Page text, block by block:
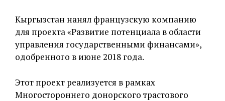
Кыргызстан нанял французскую компанию
для проекта «Развитие потенциала в области
управления государственными финансами»,
одобренного в июне 2018 года.
Этот проект реализуется в рамках
Многостороннего донорского трастового